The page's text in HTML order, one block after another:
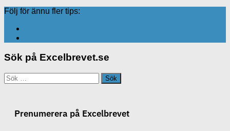
Följ för ännu fler tips:
Sök på Excelbrevet.se
Sök
efter:
Prenumerera på Excelbrevet